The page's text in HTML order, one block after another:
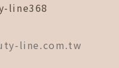
line368
line.com.tw